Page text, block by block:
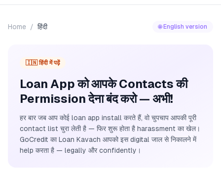
Home / हिंदी 🌐 English version
🇮🇳 हिंदी में पढ़ें
Loan App को आपके Contacts की
Permission देना बंद करो — अभी!
हर बार जब आप कोई loan app install करते हैं, वो चुपचाप आपकी पूरी
contact list चुरा लेती है — फिर शुरू होता है harassment का खेल।
GoCredit का Loan Kavach आपको इस digital जाल से निकालने में
help करता है — legally और confidently।